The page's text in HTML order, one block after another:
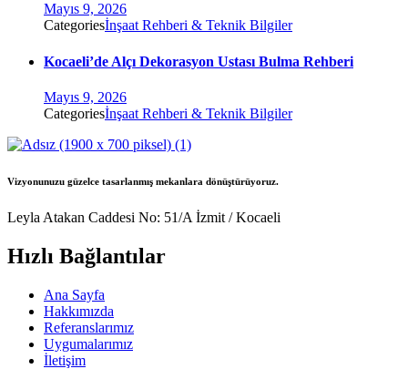
Mayıs 9, 2026
Categoriesİnşaat Rehberi & Teknik Bilgiler
Kocaeli’de Alçı Dekorasyon Ustası Bulma Rehberi
Mayıs 9, 2026
Categoriesİnşaat Rehberi & Teknik Bilgiler
Vizyonunuzu güzelce tasarlanmış mekanlara dönüştürüyoruz.
Leyla Atakan Caddesi No: 51/A İzmit / Kocaeli
Hızlı Bağlantılar
Ana Sayfa
Hakkımızda
Referanslarımız
Uygumalarımız
İletişim